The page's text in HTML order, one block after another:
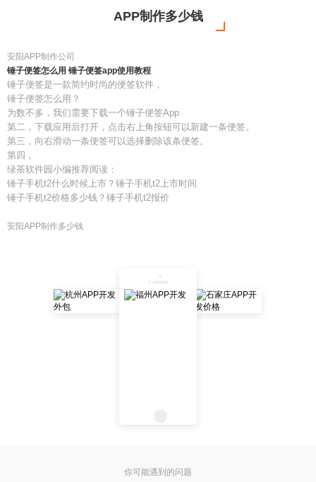
APP制作多少钱
安阳APP制作公司
锤子便签怎么用 锤子便签app使用教程
锤子便签是一款简约时尚的便签软件，
锤子便签怎么用？
为数不多，我们需要下载一个锤子便签App
第二，下载应用后打开，点击右上角按钮可以新建一条便签。
第三，向右滑动一条便签可以选择删除该条便签。
第四，
绿茶软件园小编推荐阅读：
锤子手机t2什么时候上市？锤子手机t2上市时间
锤子手机t2价格多少钱？锤子手机t2报价
安阳APP制作多少钱
你可能遇到的问题